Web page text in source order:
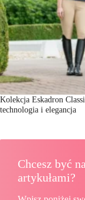
Kolekcja Eskadron
technologia i elegancja
Chcesz być
artykułami?